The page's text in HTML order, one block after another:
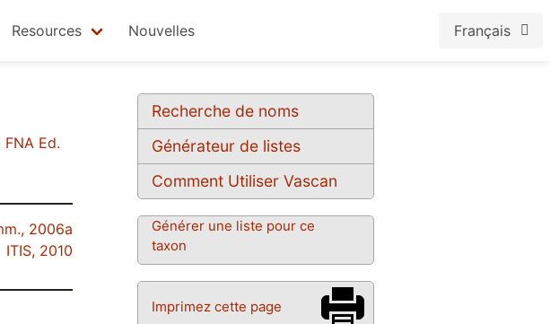
Resources Nouvelles Français
Recherche de noms
Générateur de listes
Comment Utiliser Vascan
Générer une liste pour ce
taxon
Imprimez cette page
FNA Ed.
2006a
ITIS, 2010